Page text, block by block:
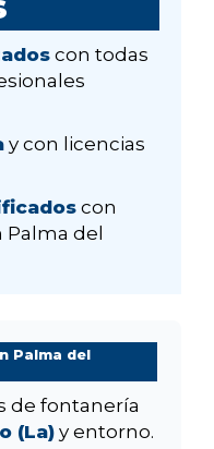
con todas
y con licencias
con
del
Palma del
de fontanería
(La) y entorno.